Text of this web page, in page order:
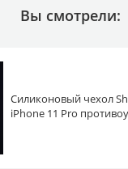
Вы смотрели:
Силиконовый чехол
iPhone 11 Pro